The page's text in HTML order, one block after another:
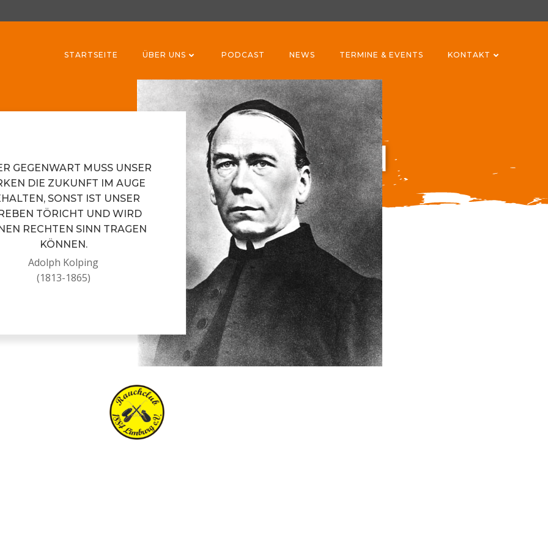
STARTSEITE ÜBER UNS PODCAST NEWS TERMINE & EVENTS KONTAKT
Neues vom Vorstand
GEGENWART MUSS UNSER W
DIE ZUKUNFT IM AUGE B
SONST IST UNSER S
TÖRICHT UND WIRD K
RECHTEN SINN TRAGEN K
ÖNNEN.
Adolph Kolping
(1813-1865)